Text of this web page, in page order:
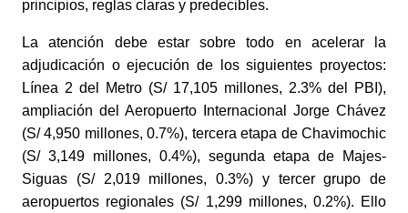
principios, reglas claras y predecibles.
La atención debe estar sobre todo en acelerar la
adjudicación o ejecución de los siguientes proyectos:
Línea 2 del Metro (S/ 17,105 millones, 2.3% del PBI),
ampliación del Aeropuerto Internacional Jorge Chávez
(S/ 4,950 millones, 0.7%), tercera etapa de Chavimochic
(S/ 3,149 millones, 0.4%), segunda etapa de Majes-
Siguas (S/ 2,019 millones, 0.3%) y tercer grupo de
aeropuertos regionales (S/ 1,299 millones, 0.2%). Ello